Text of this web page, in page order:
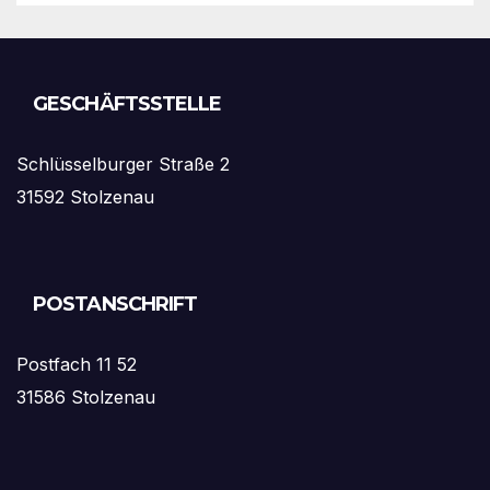
GESCHÄFTSSTELLE
Schlüsselburger Straße 2
31592 Stolzenau
POSTANSCHRIFT
Postfach 11 52
31586 Stolzenau